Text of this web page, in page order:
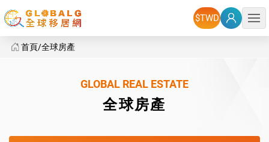
選單
首頁 全球房產
GLOBAL REAL ESTATE
全球房產